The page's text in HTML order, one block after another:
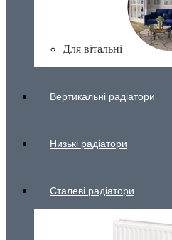
Для вітальні
Вертикальні радіатори
Низькі радіатори
Сталеві радіатори